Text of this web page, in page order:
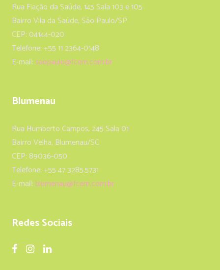
Rua Fiação da Saúde, 145 Sala 103 e 105
Bairro Vila da Saúde, São Paulo/SP
CEP: 04144-020
Telefone: +55 11 2364-0148
E-mail: saopaulo@fcem.com.br
Blumenau
Rua Humberto Campos, 245 Sala 01
Bairro Velha, Blumenau/SC
CEP: 89036-050
Telefone: +55 47 3285.5731
E-mail: blumenau@fcem.com.br
Redes Sociais